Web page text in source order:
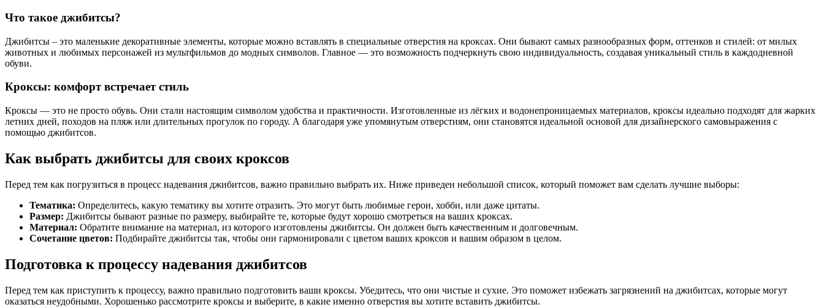
Что такое джибитсы?
Джибитсы – это маленькие декоративные элементы, которые можно вставлять в специальные отверстия на кроксах. Они бывают самых разнообразных форм, оттенков и стилей: от милых
животных и любимых персонажей из мультфильмов до модных символов. Главное — это возможность подчеркнуть свою индивидуальность, создавая уникальный стиль в каждодневной
обуви.
Кроксы: комфорт встречает стиль
Кроксы — это не просто обувь. Они стали настоящим символом удобства и практичности. Изготовленные из лёгких и водонепроницаемых материалов, кроксы идеально подходят для жарких
летних дней, походов на пляж или длительных прогулок по городу. А благодаря уже упомянутым отверстиям, они становятся идеальной основой для дизайнерского самовыражения с
помощью джибитсов.
Как выбрать джибитсы для своих кроксов
Перед тем как погрузиться в процесс надевания джибитсов, важно правильно выбрать их. Ниже приведен небольшой список, который поможет вам сделать лучшие выборы:
Тематика: Определитесь, какую тематику вы хотите отразить. Это могут быть любимые герои, хобби, или даже цитаты.
Размер: Джибитсы бывают разные по размеру, выбирайте те, которые будут хорошо смотреться на ваших кроксах.
Материал: Обратите внимание на материал, из которого изготовлены джибитсы. Он должен быть качественным и долговечным.
Сочетание цветов: Подбирайте джибитсы так, чтобы они гармонировали с цветом ваших кроксов и вашим образом в целом.
Подготовка к процессу надевания джибитсов
Перед тем как приступить к процессу, важно правильно подготовить ваши кроксы. Убедитесь, что они чистые и сухие. Это поможет избежать загрязнений на джибитсах, которые могут
оказаться неудобными. Хорошенько рассмотрите кроксы и выберите, в какие именно отверстия вы хотите вставить джибитсы.